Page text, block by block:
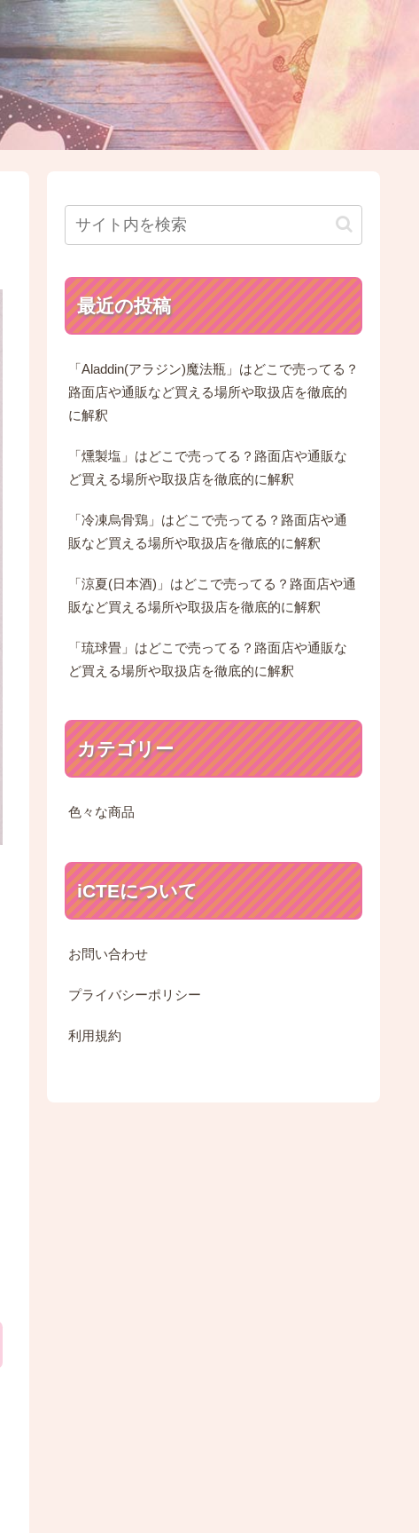
最近の投稿
「Aladdin(アラジン)魔法瓶」はどこで売ってる？
路面店や通販など買える場所や取扱店を徹底的
に解釈
「燻製塩」はどこで売ってる？路面店や通販な
ど買える場所や取扱店を徹底的に解釈
「冷凍烏骨鶏」はどこで売ってる？路面店や通
販など買える場所や取扱店を徹底的に解釈
「涼夏(日本酒)」はどこで売ってる？路面店や通
販など買える場所や取扱店を徹底的に解釈
「琉球畳」はどこで売ってる？路面店や通販な
ど買える場所や取扱店を徹底的に解釈
カテゴリー
色々な商品
iCTEについて
お問い合わせ
プライバシーポリシー
利用規約